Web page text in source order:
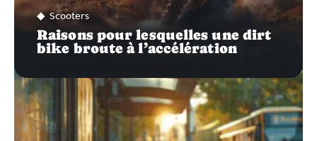
Scooters
Raisons pour lesquelles une dirt
bike broute à l’accélération